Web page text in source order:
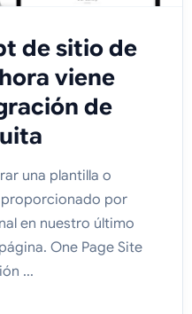
de sitio de
viene
de
una plantilla o
por
en nuestro último
One Page Site
...